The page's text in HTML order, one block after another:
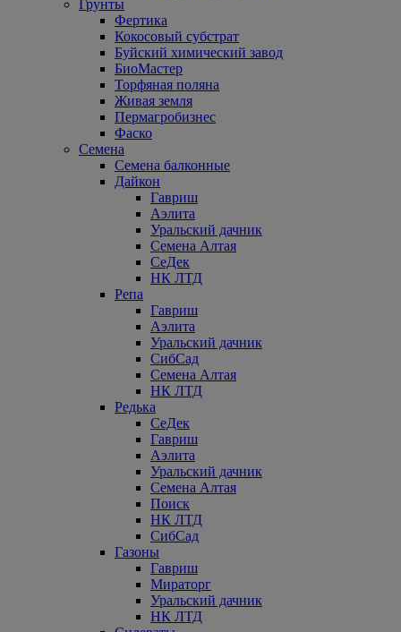
Грунты
Фертика
Кокосовый субстрат
Буйский химический завод
БиоМастер
Торфяная поляна
Живая земля
Пермагробизнес
Фаско
Семена
Семена балконные
Дайкон
Гавриш
Аэлита
Уральский дачник
Семена Алтая
СеДек
НК ЛТД
Репа
Гавриш
Аэлита
Уральский дачник
СибСад
Семена Алтая
НК ЛТД
Редька
СеДек
Гавриш
Аэлита
Уральский дачник
Семена Алтая
Поиск
НК ЛТД
СибСад
Газоны
Гавриш
Мираторг
Уральский дачник
НК ЛТД